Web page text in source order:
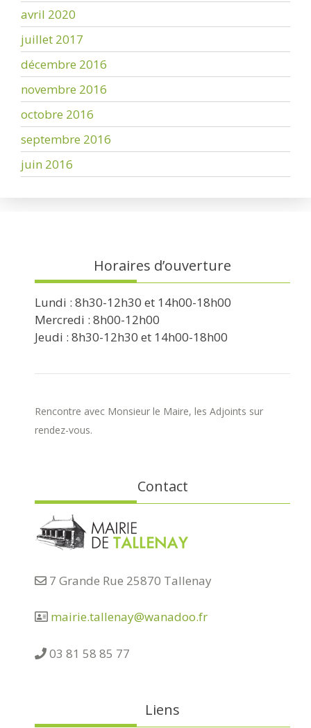
avril 2020
juillet 2017
décembre 2016
novembre 2016
octobre 2016
septembre 2016
juin 2016
Horaires d’ouverture
Lundi : 8h30-12h30 et 14h00-18h00
Mercredi : 8h00-12h00
Jeudi : 8h30-12h30 et 14h00-18h00
Rencontre avec Monsieur le Maire, les Adjoints sur
rendez-vous.
Contact
7 Grande Rue 25870 Tallenay
mairie.tallenay@wanadoo.fr
03 81 58 85 77
Liens